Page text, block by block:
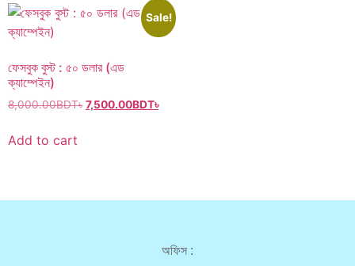
Sale!
ফেসবুক বুস্ট : ৫০ ডলার (এড
ক্যাম্পেইন)
8,000.00BDT৳ 7,500.00BDT৳
Add to cart
অফিস :